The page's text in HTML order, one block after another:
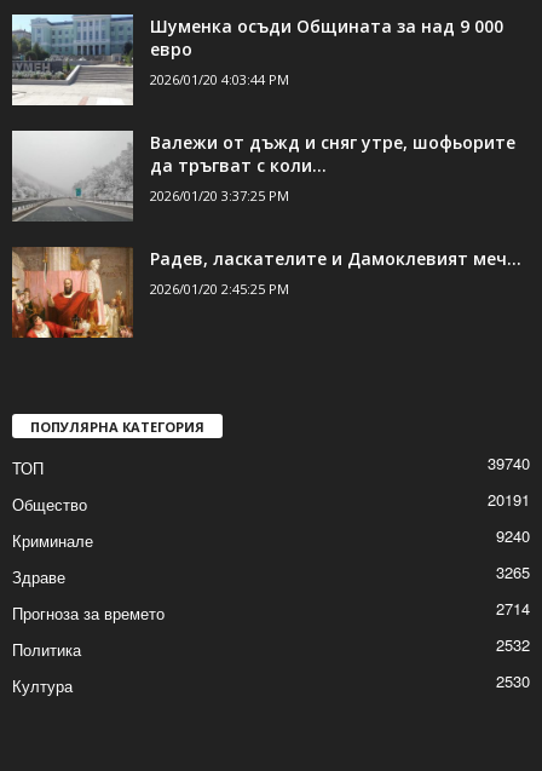
Шуменка осъди Общината за над 9 000
евро
2026/01/20 4:03:44 PM
Валежи от дъжд и сняг утре, шофьорите
да тръгват с коли...
2026/01/20 3:37:25 PM
Радев, ласкателите и Дамоклевият меч…
2026/01/20 2:45:25 PM
ПОПУЛЯРНА КАТЕГОРИЯ
ТОП
39740
Общество
20191
Криминале
9240
Здраве
3265
Прогноза за времето
2714
Политика
2532
Култура
2530